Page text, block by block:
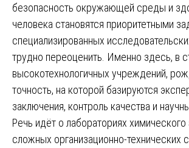
безопасность окружающей среды и
человека становятся приоритетными
специализированных
трудно переоценить. Именно здесь, в
высокотехнологичных учреждений,
точность, на которой базируются
заключения, контроль качества и
Речь идёт о лабораториях
сложных организационно-технических